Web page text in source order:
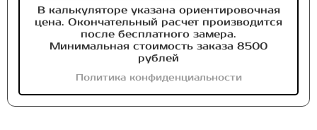
В калькуляторе указана ориентировочная
цена. Окончательный расчет производится
после бесплатного замера.
Минимальная стоимость заказа 8500
рублей
Политика конфиденциальности